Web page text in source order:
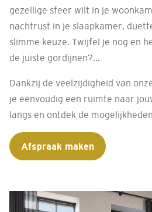
gezellige sfeer wilt in je
nachtrust in je slaapkamer,
slimme keuze. Twijfel je nog en
de juiste gordijnen?...
Dankzij de veelzijdigheid van
je eenvoudig een ruimte naar
langs en ontdek de
Afspraak maken